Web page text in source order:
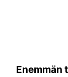
Enemmän